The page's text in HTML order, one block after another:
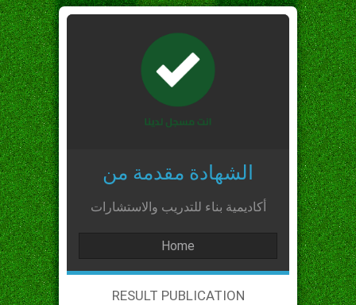
الشهادة مقدمة من
أكاديمية بناء للتدريب والاستشارات
Home
RESULT PUBLICATION